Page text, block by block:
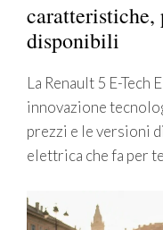
caratteristiche,
disponibili
La Renault 5 E-
innovazione
prezzi e le versioni
elettrica che fa per